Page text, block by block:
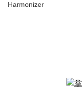
Harmonizer